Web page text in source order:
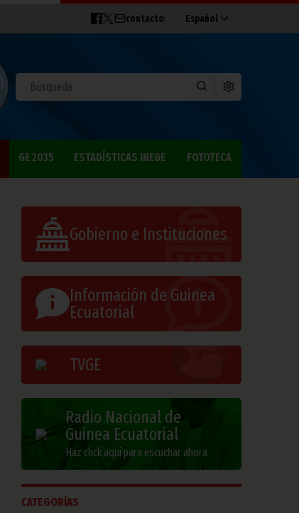
contacto Español
GE 2035 ESTADÍSTICAS INEGE FOTOTECA
Gobierno e Instituciones
Información de Guinea
Ecuatorial
TVGE
Radio Nacional de
Guinea Ecuatorial
Haz click aquí para escuchar ahora
CATEGORÍAS